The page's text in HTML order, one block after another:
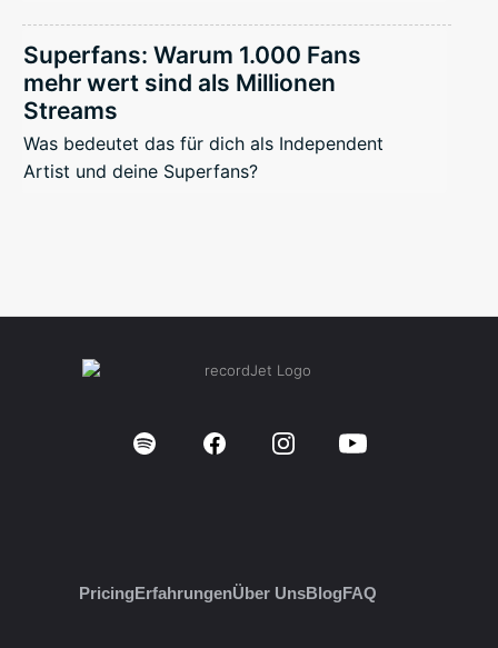
Superfans: Warum 1.000 Fans
mehr wert sind als Millionen
Streams
Was bedeutet das für dich als Independent
Artist und deine Superfans?
PricingErfahrungenÜber UnsBlogFAQ